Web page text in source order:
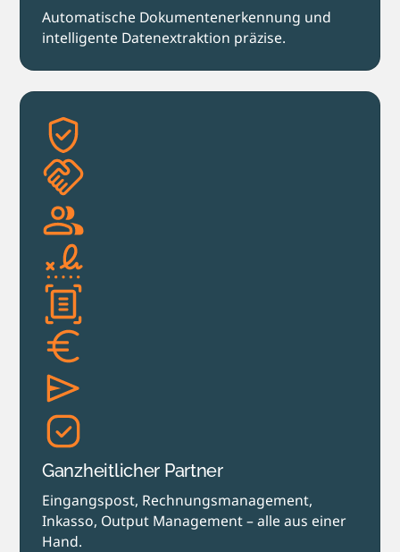
Automatische Dokumenten­erkennung und
intelligente Datenextraktion präzise.
Ganzheitlicher Partner
Eingangspost, Rechnungs­management,
Inkasso, Output Management – alle aus einer
Hand.